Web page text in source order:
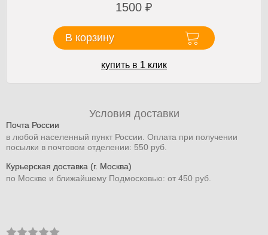
1500 ₽
В корзину
купить в 1 клик
Условия доставки
Почта России
в любой населенный пункт России. Оплата при получении
посылки в почтовом отделении: 550 руб.
Курьерская доставка (г. Москва)
по Москве и ближайшему Подмосковью: от 450 руб.